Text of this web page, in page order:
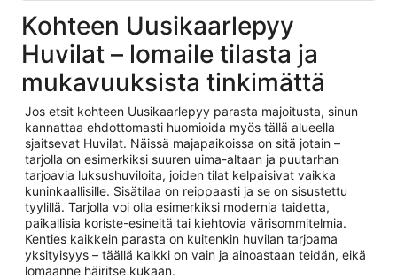
Kohteen Uusikaarlepyy
Huvilat – lomaile tilasta ja
mukavuuksista tinkimättä
Jos etsit kohteen Uusikaarlepyy parasta majoitusta, sinun
kannattaa ehdottomasti huomioida myös tällä alueella
sjaitsevat Huvilat. Näissä majapaikoissa on sitä jotain –
tarjolla on esimerkiksi suuren uima-altaan ja puutarhan
tarjoavia luksushuviloita, joiden tilat kelpaisivat vaikka
kuninkaallisille. Sisätilaa on reippaasti ja se on sisustettu
tyylillä. Tarjolla voi olla esimerkiksi modernia taidetta,
paikallisia koriste-esineitä tai kiehtovia värisommitelmia.
Kenties kaikkein parasta on kuitenkin huvilan tarjoama
yksityisyys – täällä kaikki on vain ja ainoastaan teidän, eikä
lomaanne häiritse kukaan.